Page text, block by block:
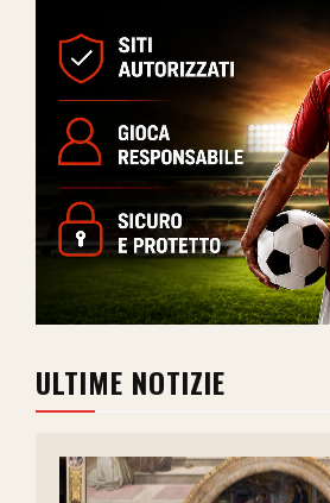
ULTIME NOTIZIE